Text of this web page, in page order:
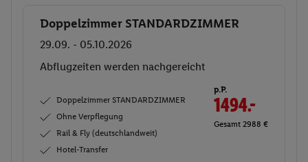
Buchen
Doppelzimmer STANDARDZIMMER
29.09. - 05.10.2026
Abflugzeiten werden nachgereicht
Doppelzimmer STANDARDZIMMER
Ohne Verpflegung
Rail & Fly (deutschlandweit)
Hotel-Transfer
p.P.
1494.-
Gesamt 2988 €